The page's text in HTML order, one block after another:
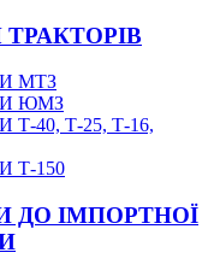
МТЗ
ЮМЗ
40, Т-25, Т-16,
Т-150
ДО ІМПОРТНОЇ